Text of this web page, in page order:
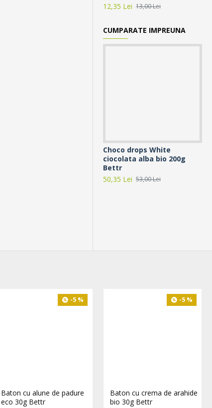
12,35 Lei 13,00 Lei
CUMPARATE IMPREUNA
Choco drops White
ciocolata alba bio 200g
Bettr
50,35 Lei 53,00 Lei
-5 %
Choco drops roz bio 200g
Bettr
-5 %
Baton cu alune de padure
eco 30g Bettr
-5 %
Baton cu crema de arahide
bio 30g Bettr